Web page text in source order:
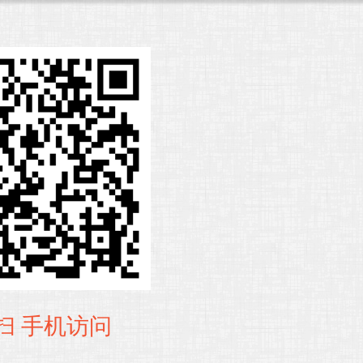
手机访问